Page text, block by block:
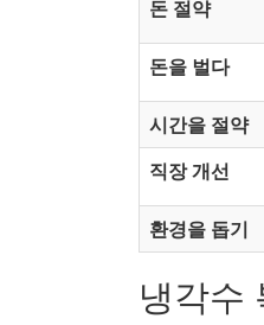
돈 절약
돈을 벌다
시간을 절약
직장 개선
환경을 돕기
냉각수